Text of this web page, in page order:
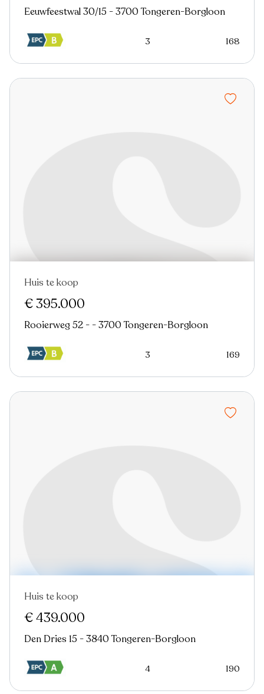
Eeuwfeestwal 30/15 - 3700 Tongeren-Borgloon
3 168
Nieuw
Huis te koop
€ 395.000
Rooierweg 52 - - 3700 Tongeren-Borgloon
3 169
Nieuw Virtual tour
Huis te koop
€ 439.000
Den Dries 15 - 3840 Tongeren-Borgloon
4 190